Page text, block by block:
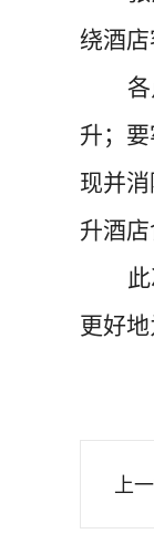
绕酒
升；
现并
升酒
更好地
上